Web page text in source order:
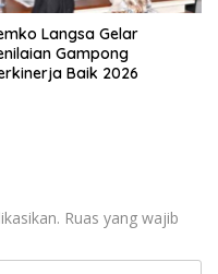
Langsa Gelar
Gampong
Baik 2026
Ruas yang wajib